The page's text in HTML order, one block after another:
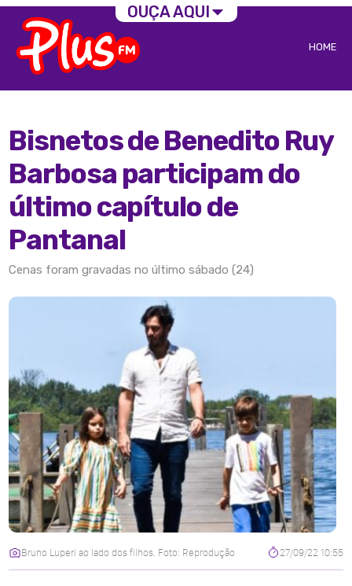
HOME
Bisnetos de Benedito Ruy
Barbosa participam do
último capítulo de
Pantanal
Cenas foram gravadas no último sábado (24)
Bruno Luperi ao lado dos filhos. Foto: Reprodução 27/09/22 10:55
OUÇA AQUI